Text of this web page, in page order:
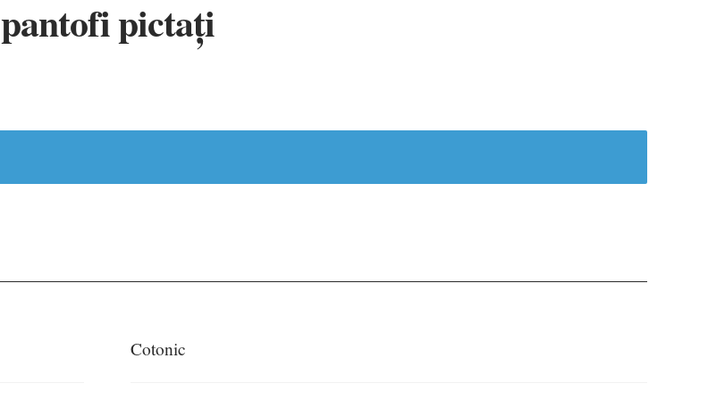
pantofi pictați
Cotonic